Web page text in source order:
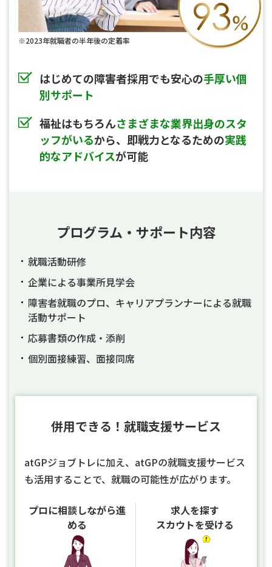
※2023年就職者の半年後の定着率
はじめての障害者採用でも安心の手厚い個
別サポート
福祉はもちろんさまざまな業界出身のスタ
ッフがいるから、即戦力となるための実践
的なアドバイスが可能
プログラム・サポート内容
就職活動研修
企業による事業所見学会
障害者就職のプロ、キャリアプランナーによる就職
活動サポート
応募書類の作成・添削
個別面接練習、面接同席
併用できる！就職支援サービス
atGPジョブトレに加え、atGPの就職支援サービス
も活用することで、就職の可能性が広がります。
プロに相談しながら進
める
求人を探す
スカウトを受ける